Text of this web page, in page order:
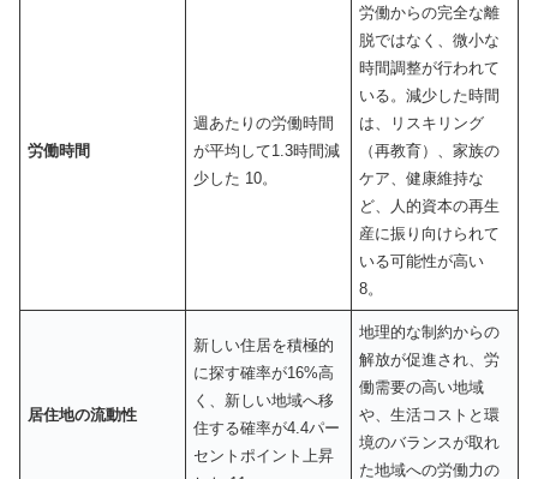
労働時間
週あたりの労働時間
が平均して1.3時間減
少した 10。
労働からの完全な離
脱ではなく、微小な
時間調整が行われて
いる。減少した時間
は、リスキリング
（再教育）、家族の
ケア、健康維持な
ど、人的資本の再生
産に振り向けられて
いる可能性が高い
8。
居住地の流動性
新しい住居を積極的
に探す確率が16%高
く、新しい地域へ移
住する確率が4.4パー
セントポイント上昇
地理的な制約からの
解放が促進され、労
働需要の高い地域
や、生活コストと環
境のバランスが取れ
た地域への労働力の